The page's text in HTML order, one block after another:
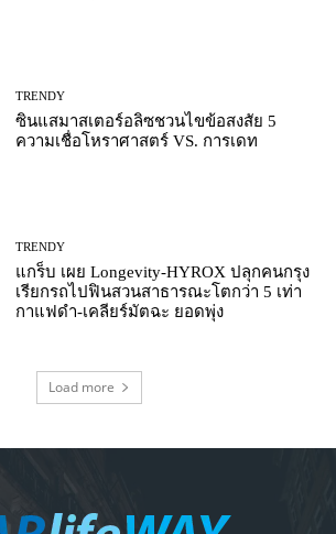
TRENDY
ซินแสมาสเตอร์อลิซชวนไขข้อสงสัย 5
ความเชื่อโหราศาสตร์ VS. การเดท
TRENDY
แกร็บ เผย Longevity-HYROX ปลุกคนกรุง
เรียกรถไปฟินสวนสาธารณะโตกว่า 5 เท่า
กาแฟดำ-เคลียร์มัตฉะ ยอดพุ่ง
Load more